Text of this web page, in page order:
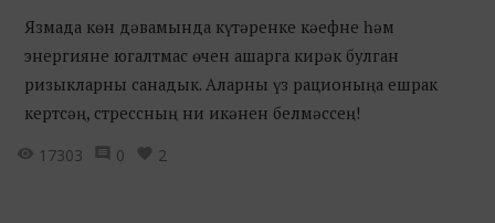
Язмада көн дәвамында күтәренке кәефне һәм
энергияне югалтмас өчен ашарга кирәк булган
ризыкларны санадык. Аларны үз рационыңа ешрак
кертсәң, стрессның ни икәнен белмәссең!
17303
0 2